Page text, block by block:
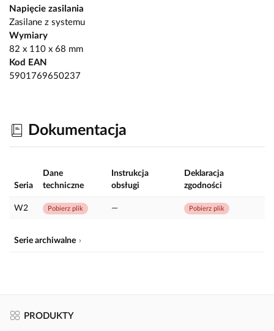
Napięcie zasilania
Zasilane z systemu
Wymiary
82 x 110 x 68 mm
Kod EAN
5901769650237
Dokumentacja
Seria
Dane
techniczne
Instrukcja
obsługi
Deklaracja
zgodności
W2 Pobierz plik — Pobierz plik
Serie archiwalne
PRODUKTY